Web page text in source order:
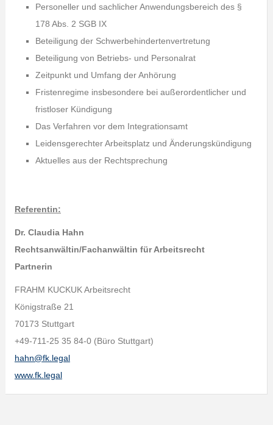
Personeller und sachlicher Anwendungsbereich des §
178 Abs. 2 SGB IX
Beteiligung der Schwerbehindertenvertretung
Beteiligung von Betriebs- und Personalrat
Zeitpunkt und Umfang der Anhörung
Fristenregime insbesondere bei außerordentlicher und
fristloser Kündigung
Das Verfahren vor dem Integrationsamt
Leidensgerechter Arbeitsplatz und Änderungskündigung
Aktuelles aus der Rechtsprechung
Referentin:
Dr. Claudia Hahn
Rechtsanwältin/Fachanwältin für Arbeitsrecht
Partnerin
FRAHM KUCKUK Arbeitsrecht
Königstraße 21
70173 Stuttgart
+49-711-25 35 84-0 (Büro Stuttgart)
hahn@fk.legal
www.fk.legal